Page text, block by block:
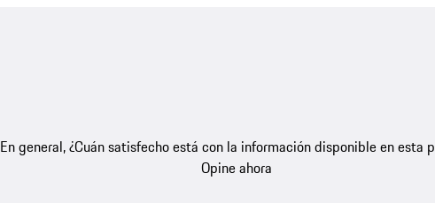
En general, ¿Cuán satisfecho está con la información disponible en esta
Opine ahora